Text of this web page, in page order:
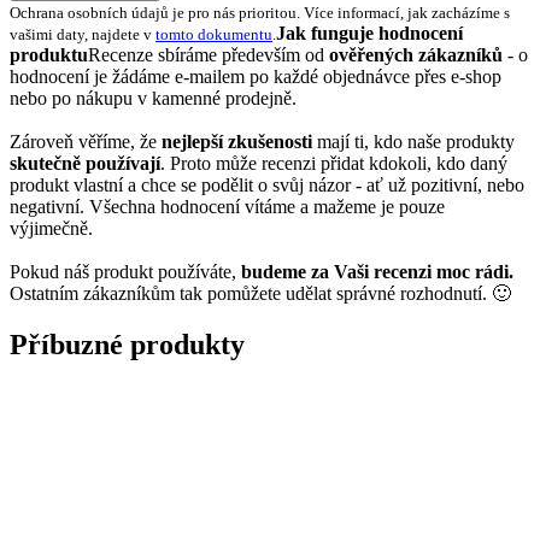
Ochrana osobních údajů je pro nás prioritou. Více informací, jak zacházíme s
vašimi daty, najdete v tomto dokumentu Jak funguje hodnocení
produktuRecenze sbíráme především od ověřených zákazníků - o
hodnocení je žádáme e-mailem po každé objednávce přes e-shop
nebo po nákupu v kamenné prodejně.
Zároveň věříme, že nejlepší zkušenosti mají ti, kdo naše produkty
skutečně používají. Proto může recenzi přidat kdokoli, kdo daný
produkt vlastní a chce se podělit o svůj názor - ať už pozitivní, nebo
negativní. Všechna hodnocení vítáme a mažeme je pouze
výjimečně.
Pokud náš produkt používáte, budeme za Vaši recenzi moc rádi.
Ostatním zákazníkům tak pomůžete udělat správné rozhodnutí. 🙂
Příbuzné produkty